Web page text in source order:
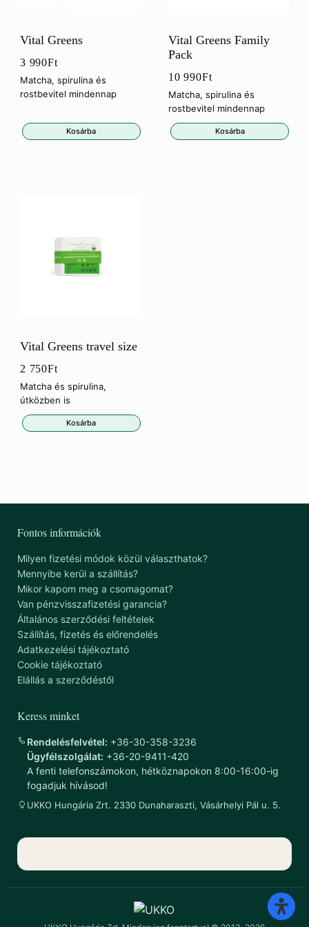
Vital Greens
3 990Ft
Matcha, spirulina és
rostbevitel mindennap
Kosárba
Vital Greens Family
Pack
10 990Ft
Matcha, spirulina és
rostbevitel mindennap
Kosárba
Vital Greens travel size
2 750Ft
Matcha és spirulina,
útközben is
Kosárba
Fontos információk
Milyen fizetési módok közül választhatok?
Mennyibe kerül a szállítás?
Mikor kapom meg a csomagomat?
Van pénzvisszafizetési garancia?
Általános szerződési feltételek
Szállítás, fizetés és előrendelés
Adatkezelési tájékoztató
Cookie tájékoztató
Elállás a szerződéstől
Keress minket
Rendelésfelvétel: +36-30-358-3236
Ügyfélszolgálat: +36-20-9411-420
A fenti telefonszámokon, hétköznapokon 8:00-16:00-ig
fogadjuk hívásod!
UKKO Hungária Zrt. 2330 Dunaharaszti, Vásárhelyi Pál u. 5.